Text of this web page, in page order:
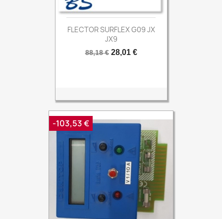
FLECTOR SURFLEX G09 JX
JX9
Prix
88,18 € Prix
28,01 €
-103,53 €